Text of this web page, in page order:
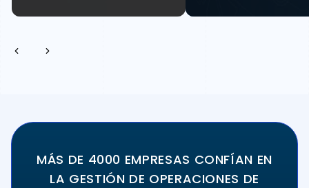
MÁS DE 4000 EMPRESAS CONFÍAN EN
LA GESTIÓN DE OPERACIONES DE